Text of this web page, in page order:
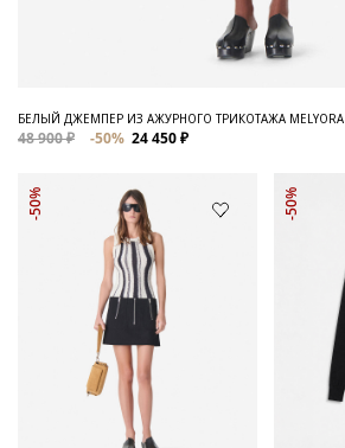
БЕЛЫЙ ДЖЕМПЕР ИЗ АЖУРНОГО ТРИКОТАЖА MELYORA
48 900 ₽ -50% 24 450 ₽
-50% -50%